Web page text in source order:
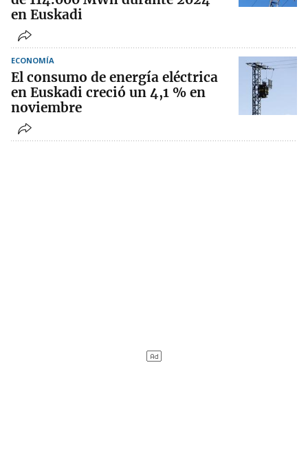
en Euskadi
ECONOMÍA
El consumo de energía eléctrica
en Euskadi creció un 4,1 % en
noviembre